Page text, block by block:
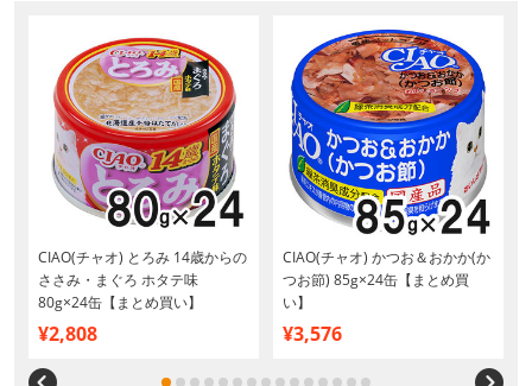
CIAO(チャオ) とろみ 14歳からの
ささみ・まぐろ ホタテ味
80g×24缶【まとめ買い】
¥2,808
CIAO(チャオ) かつお＆おかか(か
つお節) 85g×24缶【まとめ買
い】
¥3,576